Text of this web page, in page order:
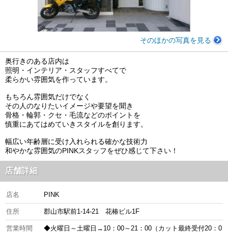
そのほかの写真を見る
奥行きのある店内は
照明・インテリア・スタッフすべてで
柔らかい雰囲気を作っています。
もちろん雰囲気だけでなく
その人のなりたいイメージや要望を聞き
骨格・輪郭・クセ・毛流などのポイントを
慎重にあてはめていきスタイルを創ります。
幅広い年齢層に受け入れられる確かな技術力
和やかな雰囲気のPINKスタッフをぜひ感じて下さい！
店舗詳細
店名 PINK
住所 郡山市駅前1-14-21 花椿ビル1F
営業時間 ◆火曜日～土曜日→10：00～21：00（カット最終受付20：0